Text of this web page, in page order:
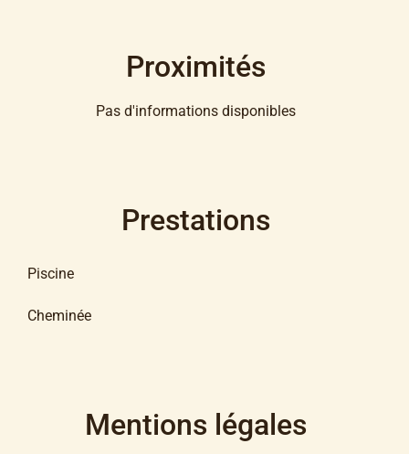
Proximités
Pas d'informations disponibles
Prestations
Piscine
Cheminée
Mentions légales